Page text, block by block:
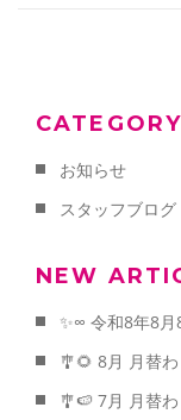
CATEGORY
お知らせ
スタッフブログ
NEW
✨∞ 令和8年8
🎐🌻 8月 月替
🎐🍉 7月 月替